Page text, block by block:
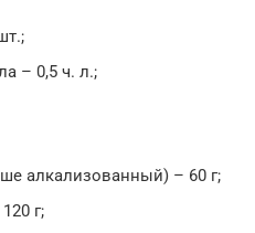
– 0,5 ч. л.;
алкализованный) – 60 г;
г;